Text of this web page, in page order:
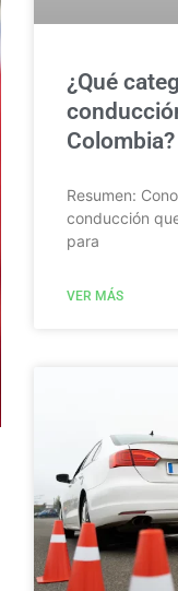
¿Qué
Resumen:
conducción
para
VER MÁS